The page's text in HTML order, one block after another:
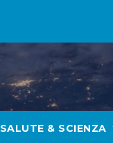
SALUTE & SCIENZA